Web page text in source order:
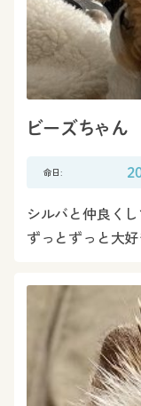
ビーズちゃん
命日:
シルバと仲良くし
ずっとずっと大